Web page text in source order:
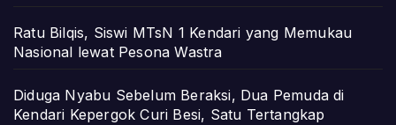
Ratu Bilqis, Siswi MTsN 1 Kendari yang Memukau
Nasional lewat Pesona Wastra
Diduga Nyabu Sebelum Beraksi, Dua Pemuda di
Kendari Kepergok Curi Besi, Satu Tertangkap